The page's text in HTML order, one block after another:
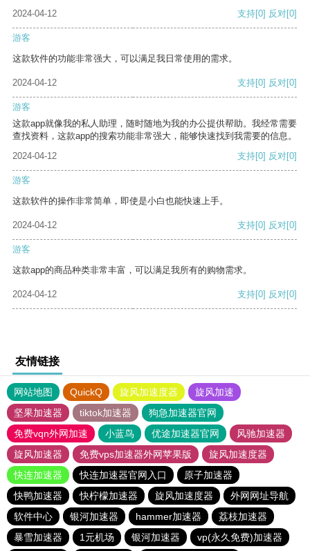
2024-04-12
支持[0] 反对[0]
游客
这款软件的功能非常强大，可以满足我日常使用的需求。
2024-04-12 支持[0] 反对[0]
游客
这款app就像我的私人助理，随时随地为我的办公提供帮助。我经常需要
查找资料，这款app的搜索功能非常强大，能够快速找到我需要的信息。
2024-04-12
支持[0] 反对[0]
游客
这款软件的操作非常简单，即使是小白也能快速上手。
2024-04-12 支持[0] 反对[0]
游客
这款app的商品种类非常丰富，可以满足我所有的购物需求。
2024-04-12 支持[0] 反对[0]
友情链接
网站地图 QuickQ 旋风加速度器
旋风加速
坚果加速器
tiktok加速器
狗急加速器官网
免费vqn外网加速
小蓝鸟 优途加速器官网
风驰加速器
旋风加速器
免费vps加速器外网苹果版
旋风加速度器
快连加速器
快连加速器官网入口
原子加速器
快鸭加速器
快柠檬加速器 旋风加速度器
外网网址导航
软件中心
银河加速器 hammer加速器
荔枝加速器
暴雪加速器
1元机场 银河加速器 vp(永久免费)加速器